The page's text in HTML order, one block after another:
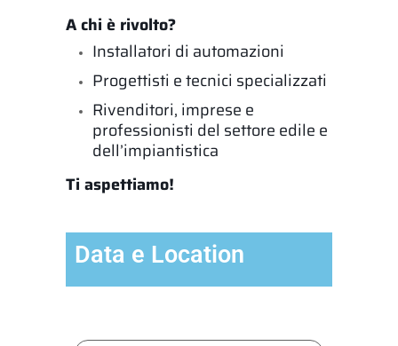
A chi è rivolto?
Installatori di automazioni
Progettisti e tecnici specializzati
Rivenditori, imprese e
professionisti del settore edile e
dell’impiantistica
Ti aspettiamo!
Data e Location